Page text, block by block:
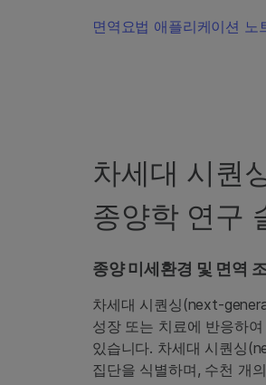
면역요법 애플리케이션 노
차세대 시퀀
종양학 연구
종양 미세환경 및 면역
차세대 시퀀싱(next-
성장 또는 치료에 반응하
있습니다. 차세대 시퀀싱
집단을 식별하며, 수천 개